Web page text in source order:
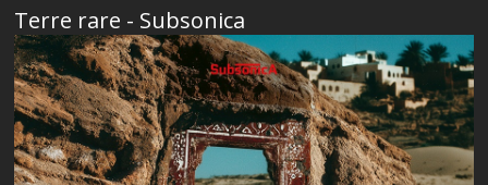
Terre rare - Subsonica